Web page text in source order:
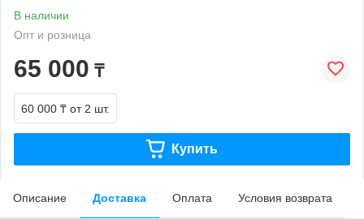
В наличии
Опт и розница
65 000 ₸
60 000 ₸ от 2 шт.
Купить
Описание Доставка Оплата Условия возврата